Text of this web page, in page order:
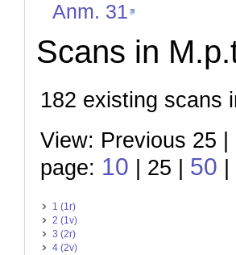
Anm. 31
Scans in
182 existing scans
View: Previous 25 |
page: 10 | 25 | 50
1 (1r)
2 (1v)
3 (2r)
4 (2v)